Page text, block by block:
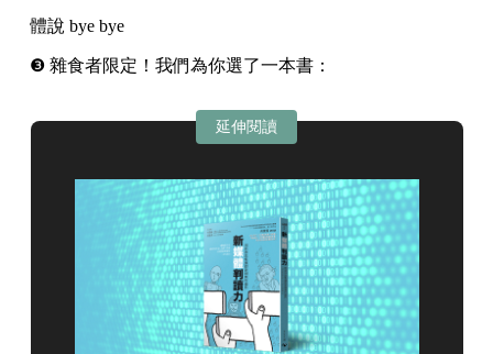
體說 bye bye
❸ 雜食者限定！我們為你選了一本書：
延伸閱讀